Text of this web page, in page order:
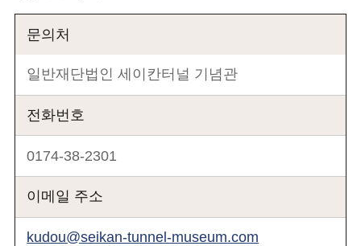
문의처
일반재단법인 세이칸터널 기념관
전화번호
0174-38-2301
이메일 주소
kudou@seikan-tunnel-museum.com